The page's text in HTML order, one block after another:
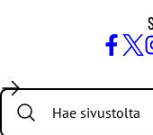
/
Twitter
Search: